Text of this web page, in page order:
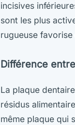
incisives
sont les plus
rugueuse
Différence
La plaque
résidus
même plaque qui